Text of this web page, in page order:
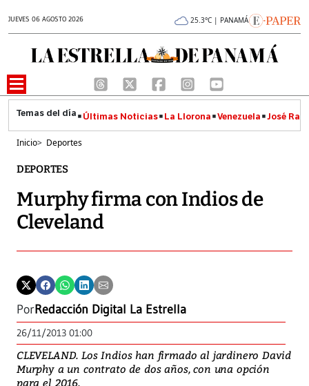
JUEVES 06 AGOSTO 2026 25.3°C | PANAMÁ
Últimas Noticias La Llorona Venezuela José
Inicio> Deportes
DEPORTES
Murphy firma con Indios de
Cleveland
PorRedacción Digital La Estrella
26/11/2013 01:00
CLEVELAND. Los Indios han firmado al jardinero David
Murphy a un contrato de dos años, con una opción
para el 2016.